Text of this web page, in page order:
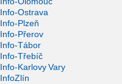
Info-Ostrava
Info-Plzeň
Info-Přerov
Info-Tábor
Info-Třebíč
Info-Karlovy Vary
InfoZlín